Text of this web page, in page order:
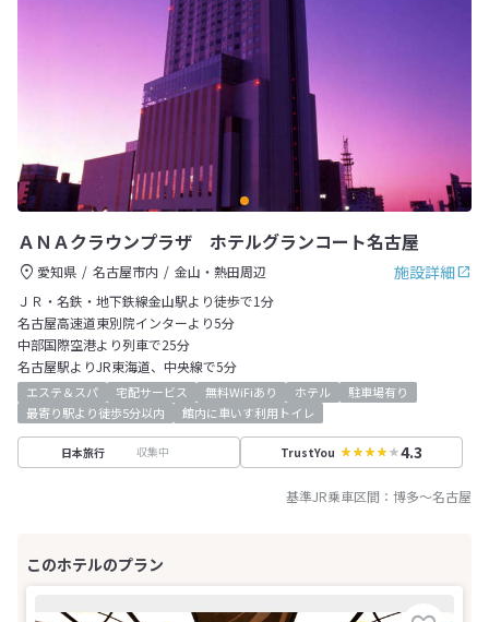
ＡＮＡクラウンプラザ ホテルグランコート名古屋
施設詳細
愛知県 名古屋市内
金山・熱田周辺
ＪＲ・名鉄・地下鉄線金山駅より徒歩で1分
名古屋高速道東別院インターより5分
中部国際空港より列車で25分
名古屋駅よりJR東海道、中央線で5分
エステ＆スパ 宅配サービス 無料WiFiあり ホテル
駐車場有り
最寄り駅より徒歩5分以内
館内に車いす利用トイレ
日本旅行 収集中 TrustYou 4.3
基準JR乗車区間： 博多～名古屋